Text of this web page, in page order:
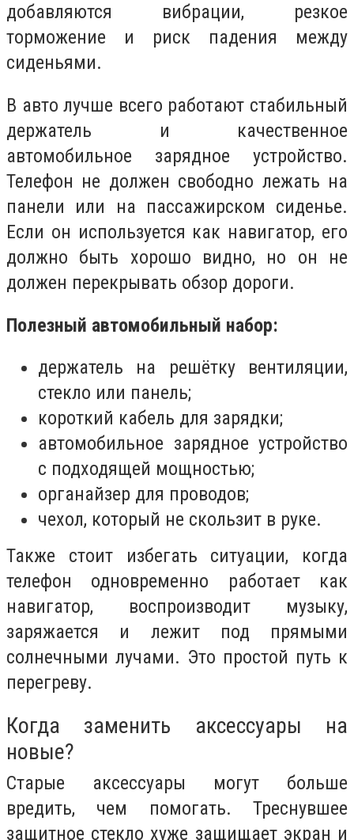
добавляются вибрации, резкое
торможение и риск падения между
сиденьями.
В авто лучше всего работают стабильный
держатель и качественное
автомобильное зарядное устройство.
Телефон не должен свободно лежать на
панели или на пассажирском сиденье.
Если он используется как навигатор, его
должно быть хорошо видно, но он не
должен перекрывать обзор дороги.
Полезный автомобильный набор:
держатель на решётку вентиляции,
стекло или панель;
короткий кабель для зарядки;
автомобильное зарядное устройство
с подходящей мощностью;
органайзер для проводов;
чехол, который не скользит в руке.
Также стоит избегать ситуации, когда
телефон одновременно работает как
навигатор, воспроизводит музыку,
заряжается и лежит под прямыми
солнечными лучами. Это простой путь к
перегреву.
Когда заменить аксессуары на
новые?
Старые аксессуары могут больше
вредить, чем помогать. Треснувшее
защитное стекло хуже защищает экран и